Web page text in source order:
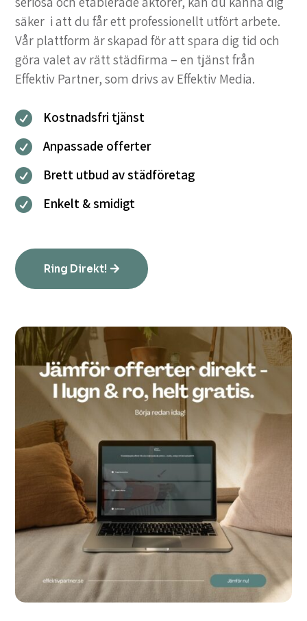
säker i att du får ett professionellt utfört arbete.
Vår plattform är skapad för att spara dig tid och
göra valet av rätt städfirma – en tjänst från
Effektiv Partner, som drivs av Effektiv Media.
 Kostnadsfri tjänst
 Anpassade offerter
 Brett utbud av städföretag
 Enkelt & smidigt
Ring Direkt!